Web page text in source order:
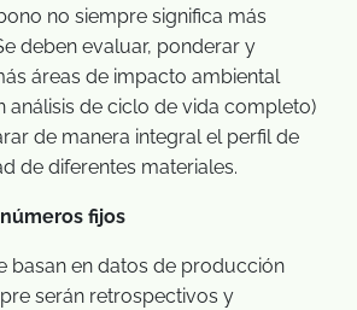
no siempre significa más
deben evaluar, ponderar y
áreas de impacto ambiental
análisis de ciclo de vida completo)
de manera integral el perfil de
de diferentes materiales.
números fijos
basan en datos de producción
serán retrospectivos y